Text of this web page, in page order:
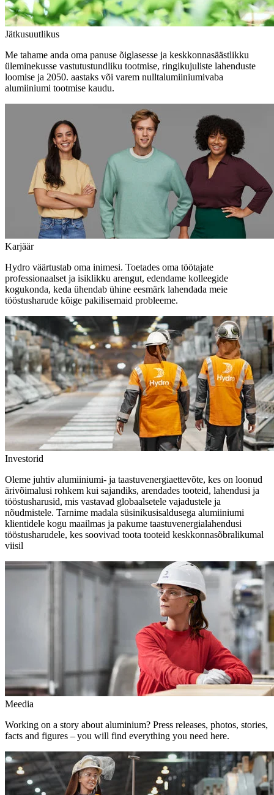
Jätkusuutlikus
Me tahame anda oma panuse õiglasesse ja keskkonnasäästlikku
üleminekusse vastutustundliku tootmise, ringikujuliste lahenduste
loomise ja 2050. aastaks või varem nulltalumiiniumivaba
alumiiniumi tootmise kaudu.
Karjäär
Hydro väärtustab oma inimesi. Toetades oma töötajate
professionaalset ja isiklikku arengut, edendame kolleegide
kogukonda, keda ühendab ühine eesmärk lahendada meie
tööstusharude kõige pakilisemaid probleeme.
Investorid
Oleme juhtiv alumiiniumi- ja taastuvenergiaettevõte, kes on loonud
ärivõimalusi rohkem kui sajandiks, arendades tooteid, lahendusi ja
tööstusharusid, mis vastavad globaalsetele vajadustele ja
nõudmistele. Tarnime madala süsinikusisaldusega alumiiniumi
klientidele kogu maailmas ja pakume taastuvenergialahendusi
tööstusharudele, kes soovivad toota tooteid keskkonnasõbralikumal
viisil
Meedia
Working on a story about aluminium? Press releases, photos, stories,
facts and figures – you will find everything you need here.